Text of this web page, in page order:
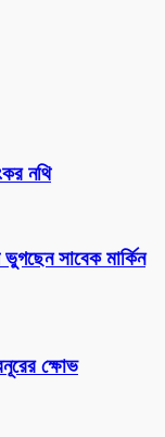
নথি
ভুগছেন সাবেক মার্কিন
ক্ষোভ